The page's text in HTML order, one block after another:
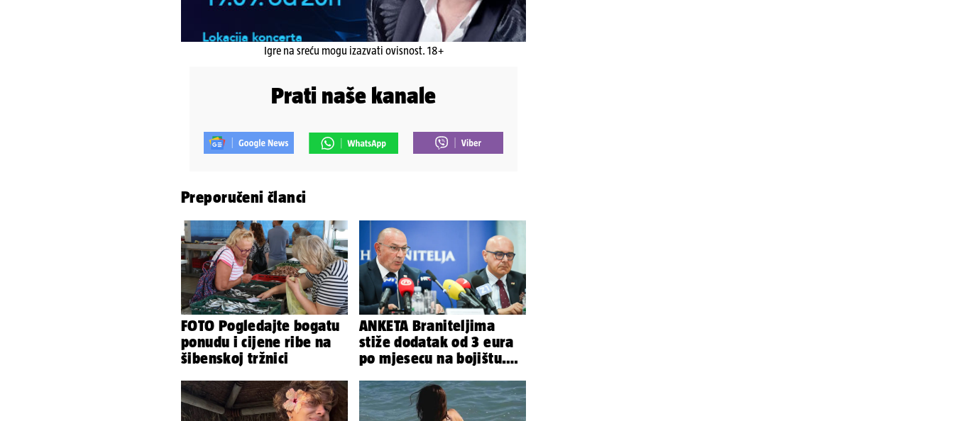
Igre na sreću mogu izazvati ovisnost. 18+
Prati naše kanale
Preporučeni članci
FOTO Pogledajte bogatu
ponudu i cijene ribe na
šibenskoj tržnici
ANKETA Braniteljima
stiže dodatak od 3 eura
po mjesecu na bojištu.